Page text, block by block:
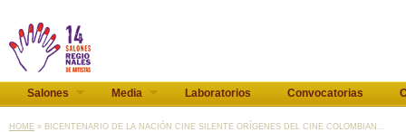
Salones Media Laboratorios Convocatorias
HOME » BICENTENARIO DE LA NACIÓN CINE SILENTE ORÍGENES DEL CINE COLOMBIAN...